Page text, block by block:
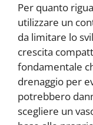
Per quanto
utilizzare un
da limitare lo
crescita
fondamentale
drenaggio per
potrebbero
scegliere un